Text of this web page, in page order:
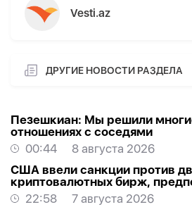
Vesti.az
ДРУГИЕ НОВОСТИ РАЗДЕЛА
Пезешкиан: Мы решили
отношениях с соседями
00:44
8 августа 2026
США ввели санкции против
криптовалютных бирж,
оказывавших финансовую
22:58
7 августа 2026